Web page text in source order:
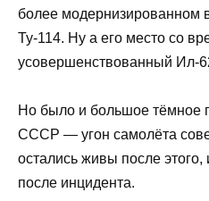
более модернизированном
Ту-114. Ну а его место со
усовершенствованный Ил-
Но было и большое тёмное
СССР — угон самолёта
остались живы после этого,
после инцидента.